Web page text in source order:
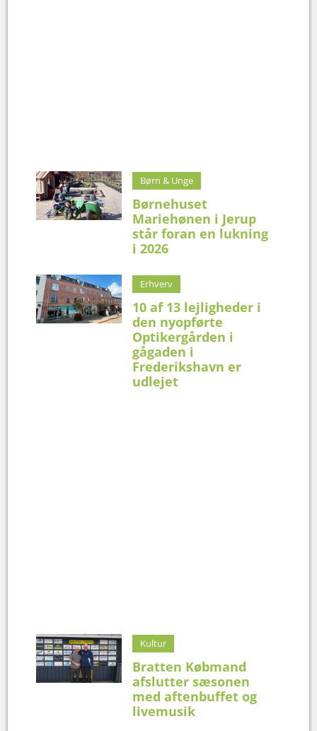
Børn & Unge
Børnehuset
Mariehønen i Jerup
står foran en lukning
i 2026
Erhverv
10 af 13 lejligheder i
den nyopførte
Optikergården i
gågaden i
Frederikshavn er
udlejet
Kultur
Bratten Købmand
afslutter sæsonen
med aftenbuffet og
livemusik